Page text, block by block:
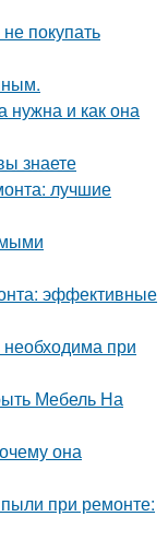
покупать
нужна и как она
знаете
лучшие
эффективные
при
Мебель На
она
при ремонте: